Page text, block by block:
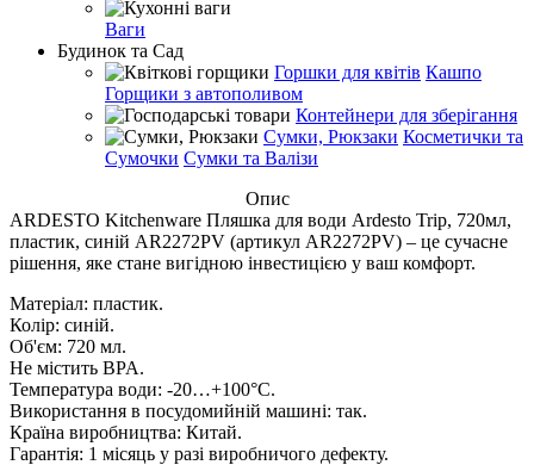
Ваги
Будинок та Сад
Горшки для квітів Кашпо
Горщики з автополивом
Контейнери для зберігання
Сумки, Рюкзаки Косметички та
Сумочки Сумки та Валізи
Опис
ARDESTO Kitchenware Пляшка для води Ardesto Trip, 720мл,
пластик, синій AR2272PV (артикул AR2272PV) – це сучасне
рішення, яке стане вигідною інвестицією у ваш комфорт.
Матеріал: пластик.
Колір: синій.
Об'єм: 720 мл.
Не містить BPA.
Температура води: -20…+100°C.
Використання в посудомийній машині: так.
Країна виробництва: Китай.
Гарантія: 1 місяць у разі виробничого дефекту.